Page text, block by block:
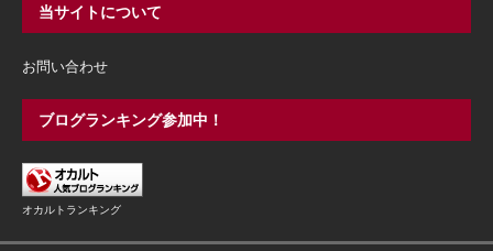
当サイトについて
お問い合わせ
ブログランキング参加中！
オカルトランキング